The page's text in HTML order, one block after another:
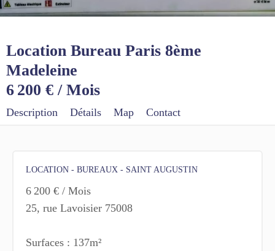
Location Bureau Paris 8ème
Madeleine
6 200 € / Mois
Description Détails Map Contact
LOCATION - BUREAUX - SAINT AUGUSTIN
6 200 € / Mois
25, rue Lavoisier 75008
Surfaces : 137m²